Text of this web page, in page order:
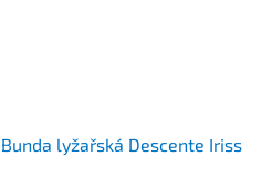
Bunda lyžařská Descente Iriss